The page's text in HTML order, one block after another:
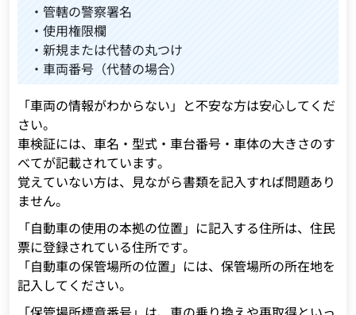
・管轄の警察署名
・使用権限欄
・新規または代替の丸つけ
・車両番号（代替の場合）
「車両の情報がわからない」と不安な方は安心してくだ
さい。
車検証には、車名・型式・車台番号・車体の大きさのす
べてが記載されています。
覚えていない方は、見ながら書類を記入すれば問題あり
ません。
「自動車の使用の本拠の位置」に記入する住所は、住民
票に登録されている住所です。
「自動車の保管場所の位置」には、保管場所の所在地を
記入してください。